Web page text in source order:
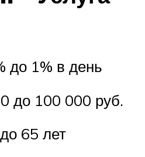
до 1% в день
до 100 000 руб.
65 лет